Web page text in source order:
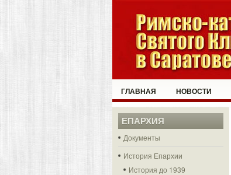
ГЛАВНАЯ НОВОСТИ
ЕПАРХИЯ
Документы
История Епархии
История до 1939